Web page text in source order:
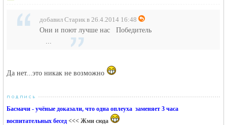
добавил Старик в 26.4.2014 16:48
Они и поют лучше нас Победитель
...
Да нет...это никак не возможно
Басмачи - учёные доказали, что одна оплеуха заменяет 3 часа
воспитательных бесед <<< Жми сюда